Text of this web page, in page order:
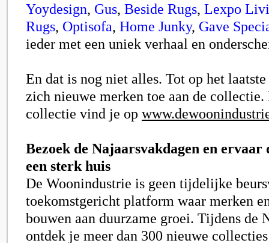
Yoydesign, Gus, Beside Rugs, Lexpo
Rugs, Optisofa, Home Junky, Gave
ieder met een uniek verhaal en
En dat is nog niet alles. Tot op het
zich nieuwe merken toe aan de collectie.
collectie vind je op
Bezoek de Najaarsvakdagen en ervaar
een sterk huis
De Woonindustrie is geen tijdelijke
toekomstgericht platform waar merken
bouwen aan duurzame groei. Tijdens de
ontdek je meer dan 300 nieuwe